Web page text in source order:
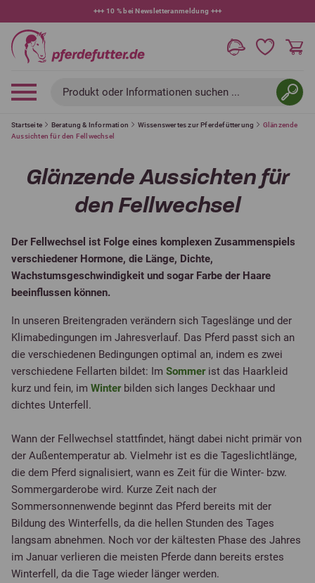
+++ 10 % bei Newsletteranmeldung +++
Produkt oder Informationen suchen ...
Startseite Beratung & Information Wissenswertes zur Pferdefütterung
Glänzende
Aussichten für den Fellwechsel
Glänzende Aussichten für
den Fellwechsel
Der Fellwechsel ist Folge eines komplexen Zusammenspiels
verschiedener Hormone, die Länge, Dichte,
Wachstumsgeschwindigkeit und sogar Farbe der Haare
beeinflussen können.
In unseren Breitengraden verändern sich Tageslänge und der
Klimabedingungen im Jahresverlauf. Das Pferd passt sich an
die verschiedenen Bedingungen optimal an, indem es zwei
verschiedene Fellarten bildet: Im Sommerist das Haarkleid
kurz und fein, im Winterbilden sich langes Deckhaar und
dichtes Unterfell.
Wann der Fellwechsel stattfindet, hängt dabei nicht primär von
der Außentemperatur ab. Vielmehr ist es die Tageslichtlänge,
die dem Pferd signalisiert, wann es Zeit für die Winter- bzw.
Sommergarderobe wird. Kurze Zeit nach der
Sommersonnenwende beginnt das Pferd bereits mit der
Bildung des Winterfells, da die hellen Stunden des Tages
langsam abnehmen. Noch vor der kältesten Phase des Jahres
im Januar verlieren die meisten Pferde dann bereits erstes
Winterfell, da die Tage wieder länger werden.